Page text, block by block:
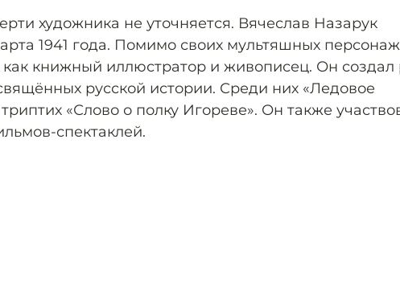
художника не уточняется. Вячеслав Назарук
1941 года. Помимо своих мультяшных
как книжный иллюстратор и живописец. Он создал
русской истории. Среди них «Ледовое
«Слово о полку Игореве». Он также
спектаклей.